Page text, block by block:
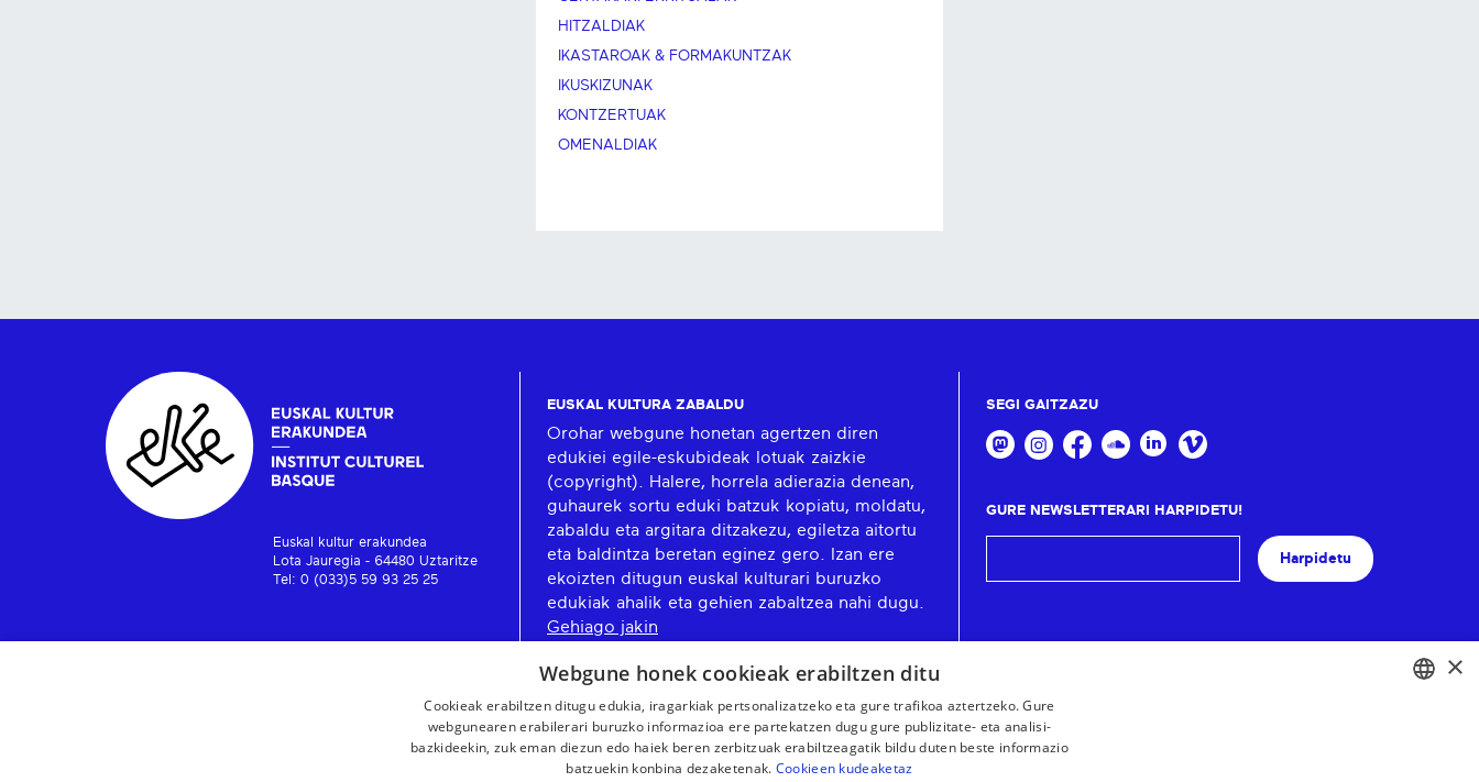
HITZALDIAK
IKASTAROAK & FORMAKUNTZAK
IKUSKIZUNAK
KONTZERTUAK
OMENALDIAK
Euskal kultur erakundea
Lota Jauregia - 64480 Uztaritze
Tel: 0 (033)5 59 93 25 25
EUSKAL KULTURA ZABALDU
Orohar webgune honetan agertzen diren
edukiei egile-eskubideak lotuak zaizkie
(copyright). Halere, horrela adierazia denean,
guhaurek sortu eduki batzuk kopiatu, moldatu,
zabaldu eta argitara ditzakezu, egiletza aitortu
eta baldintza beretan eginez gero. Izan ere
ekoizten ditugun euskal kulturari buruzko
edukiak ahalik eta gehien zabaltzea nahi dugu.
Gehiago jakin
SEGI GAITZAZU
GURE NEWSLETTERARI HARPIDETU!
Harpidetu
×
Webgune honek cookieak erabiltzen ditu
Cookieak erabiltzen ditugu edukia, iragarkiak pertsonalizatzeko eta gure trafikoa aztertzeko. Gure
webgunearen erabilerari buruzko informazioa ere partekatzen dugu gure publizitate- eta analisi-
bazkideekin, zuk eman diezun edo haiek beren zerbitzuak erabiltzeagatik bildu duten beste informazio
batzuekin konbina dezaketenak. Cookieen kudeaketaz